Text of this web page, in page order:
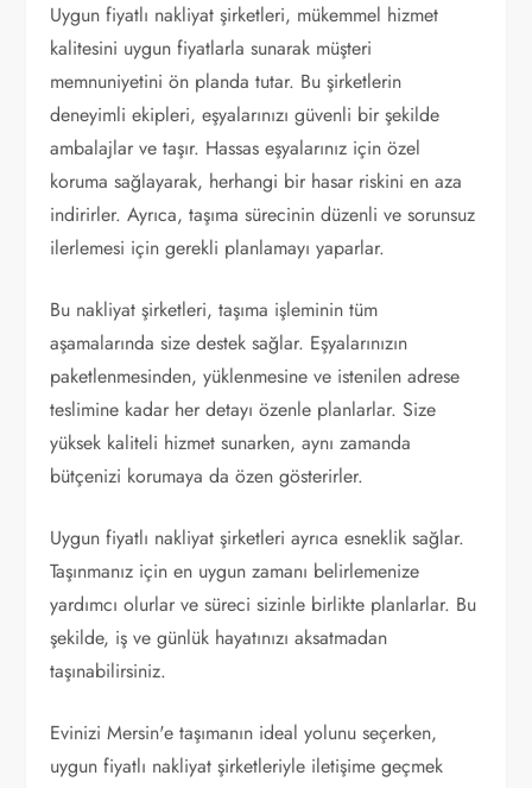
Uygun fiyatlı nakliyat şirketleri, mükemmel hizmet
kalitesini uygun fiyatlarla sunarak müşteri
memnuniyetini ön planda tutar. Bu şirketlerin
deneyimli ekipleri, eşyalarınızı güvenli bir şekilde
ambalajlar ve taşır. Hassas eşyalarınız için özel
koruma sağlayarak, herhangi bir hasar riskini en aza
indirirler. Ayrıca, taşıma sürecinin düzenli ve sorunsuz
ilerlemesi için gerekli planlamayı yaparlar.
Bu nakliyat şirketleri, taşıma işleminin tüm
aşamalarında size destek sağlar. Eşyalarınızın
paketlenmesinden, yüklenmesine ve istenilen adrese
teslimine kadar her detayı özenle planlarlar. Size
yüksek kaliteli hizmet sunarken, aynı zamanda
bütçenizi korumaya da özen gösterirler.
Uygun fiyatlı nakliyat şirketleri ayrıca esneklik sağlar.
Taşınmanız için en uygun zamanı belirlemenize
yardımcı olurlar ve süreci sizinle birlikte planlarlar. Bu
şekilde, iş ve günlük hayatınızı aksatmadan
taşınabilirsiniz.
Evinizi Mersin'e taşımanın ideal yolunu seçerken,
uygun fiyatlı nakliyat şirketleriyle iletişime geçmek